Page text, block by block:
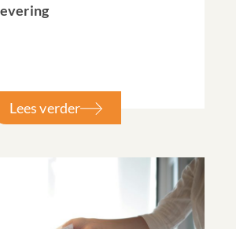
Lees verder